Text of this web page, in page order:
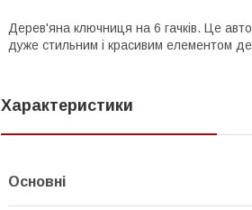
Дерев'яна ключниця на 6 гачків. Це
дуже стильним і красивим елементом
Характеристики
Основні